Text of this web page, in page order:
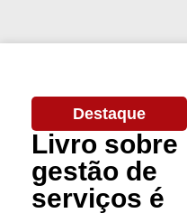
Destaque
Livro sobre
gestão de
serviços é